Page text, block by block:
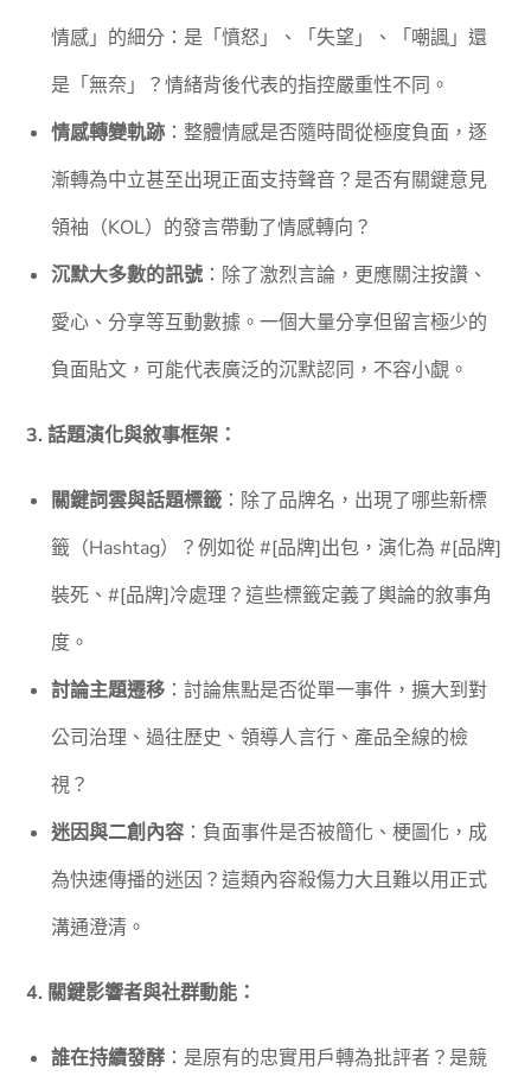
情感」的細分：是「憤怒」、「失望」、「嘲諷」還
是「無奈」？情緒背後代表的指控嚴重性不同。
情感轉變軌跡 ：整體情感是否隨時間從極度負面，逐
漸轉為中立甚至出現正面支持聲音？是否有關鍵意見
領袖（KOL）的發言帶動了情感轉向？
沉默大多數的訊號 ：除了激烈言論，更應關注按讚、
愛心、分享等互動數據。一個大量分享但留言極少的
負面貼文，可能代表廣泛的沉默認同，不容小覷。
3. 話題演化與敘事框架：
關鍵詞雲與話題標籤 ：除了品牌名，出現了哪些新標
籤（Hashtag）？例如從 #[品牌]出包，演化為 #[品牌]
裝死、#[品牌]冷處理？這些標籤定義了輿論的敘事角
度。
討論主題遷移 ：討論焦點是否從單一事件，擴大到對
公司治理、過往歷史、領導人言行、產品全線的檢
視？
迷因與二創內容 ：負面事件是否被簡化、梗圖化，成
為快速傳播的迷因？這類內容殺傷力大且難以用正式
溝通澄清。
4. 關鍵影響者與社群動能：
誰在持續發酵 ：是原有的忠實用戶轉為批評者？是競